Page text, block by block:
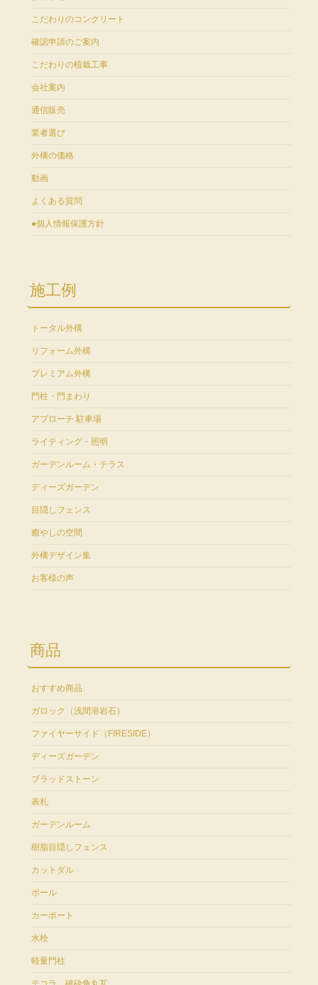
こだわりのコンクリート
確認申請のご案内
こだわりの植栽工事
会社案内
通信販売
業者選び
外構の価格
動画
よくある質問
●個人情報保護方針
施工例
トータル外構
リフォーム外構
プレミアム外構
門柱・門まわり
アプローチ 駐車場
ライティング・照明
ガーデンルーム・テラス
ディーズガーデン
目隠しフェンス
癒やしの空間
外構デザイン集
お客様の声
商品
おすすめ商品
ガロック（浅間溶岩石）
ファイヤーサイド（FIRESIDE）
ディーズガーデン
ブラッドストーン
表札
ガーデンルーム
樹脂目隠しフェンス
カットダル
ポール
カーポート
水栓
軽量門柱